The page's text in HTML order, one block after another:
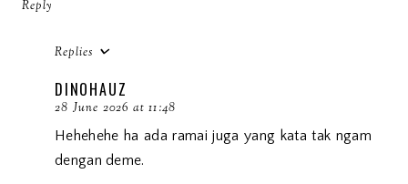
Reply
Replies
DINOHAUZ
28 June 2026 at 11:48
Hehehehe ha ada ramai juga yang kata tak ngam
dengan deme.